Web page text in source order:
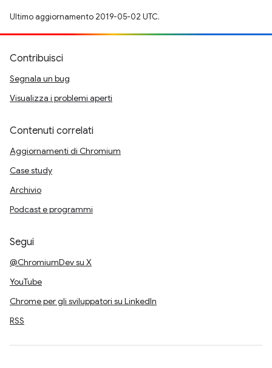
Ultimo aggiornamento 2019-05-02 UTC.
Contribuisci
Segnala un bug
Visualizza i problemi aperti
Contenuti correlati
Aggiornamenti di Chromium
Case study
Archivio
Podcast e programmi
Segui
@ChromiumDev su X
YouTube
Chrome per gli sviluppatori su LinkedIn
RSS